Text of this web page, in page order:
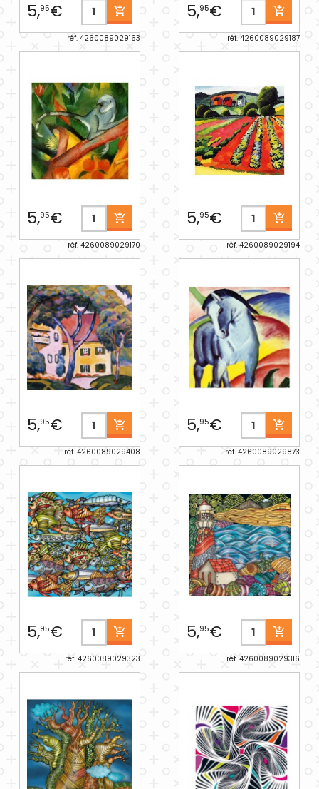
5,95€
réf. 4260089029163
5,95€
réf. 4260089029187
5,95€
réf. 4260089029170
5,95€
réf. 4260089029194
5,95€
réf. 4260089029408
5,95€
réf. 4260089029873
5,95€
réf. 4260089029323
5,95€
réf. 4260089029316